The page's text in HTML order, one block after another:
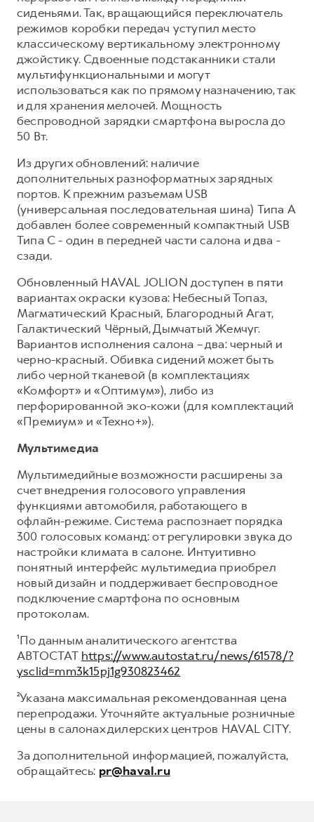
сиденьями. Так, вращающийся переключатель
режимов коробки передач уступил место
классическому вертикальному электронному
джойстику. Сдвоенные подстаканники стали
мультифункциональными и могут
использоваться как по прямому назначению, так
и для хранения мелочей. Мощность
беспроводной зарядки смартфона выросла до
50 Вт.
Из других обновлений: наличие
дополнительных разноформатных зарядных
портов. К прежним разъемам USB
(универсальная последовательная шина) Типа A
добавлен более современный компактный USB
Типа C - один в передней части салона и два -
сзади.
Обновленный HAVAL JOLION доступен в пяти
вариантах окраски кузова: Небесный Топаз,
Магматический Красный, Благородный Агат,
Галактический Чёрный, Дымчатый Жемчуг.
Вариантов исполнения салона – два: черный и
черно-красный. Обивка сидений может быть
либо черной тканевой (в комплектациях
«Комфорт» и «Оптимум»), либо из
перфорированной эко-кожи (для комплектаций
«Премиум» и «Техно+»).
Мультимедиа
Мультимедийные возможности расширены за
счет внедрения голосового управления
функциями автомобиля, работающего в
офлайн-режиме. Система распознает порядка
300 голосовых команд: от регулировки звука до
настройки климата в салоне. Интуитивно
понятный интерфейс мультимедиа приобрел
новый дизайн и поддерживает беспроводное
подключение смартфона по основным
протоколам.
¹По данным аналитического агентства
АВТОСТАТ https://www.autostat.ru/news/61578/?
ysclid=mm3k15pj1g930823462
²Указана максимальная рекомендованная цена
перепродажи. Уточняйте актуальные розничные
цены в салонах дилерских центров HAVAL CITY.
За дополнительной информацией, пожалуйста,
обращайтесь: pr@haval.ru